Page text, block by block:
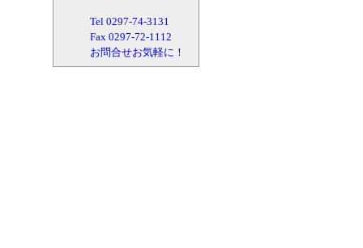
Tel 0297-74-3131
Fax 0297-72-1112
お問合せお気軽に！